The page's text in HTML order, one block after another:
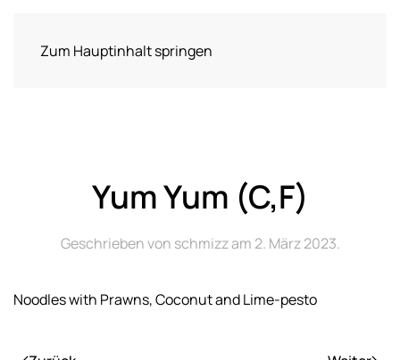
Zum Hauptinhalt springen
Yum Yum (C,F)
Geschrieben von schmizzam 2. März 2023.
Noodles with Prawns, Coconut and Lime-pesto